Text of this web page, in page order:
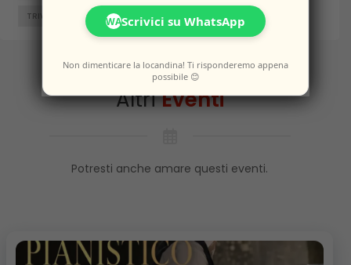
TRIVENTO VENAFRO VINCHIATURO
AltriEventi
Potresti anche amare questi eventi.
WAScrivici su WhatsApp
Non dimenticare la locandina! Ti risponderemo appena
possibile 😊